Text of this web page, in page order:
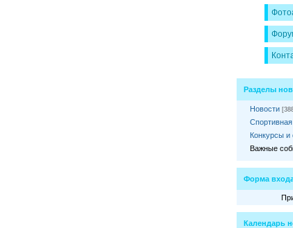
Разделы
Новости
Конкурсы
Важные
Форма
Календарь